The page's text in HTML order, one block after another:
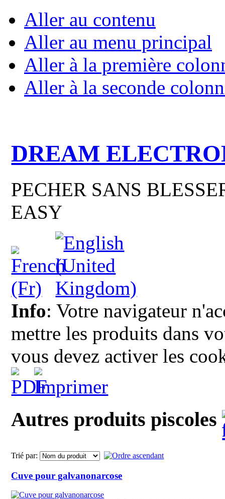
Aller au contenu
Aller au menu principal
Aller à la première
Aller à la seconde
DREAM
PECHER SANS
EASY
Info: Votre navigateur
mettre les produits dans
vous devez activer les
Autres produits piscoles
Trié par:
Cuve pour galvanonarcose